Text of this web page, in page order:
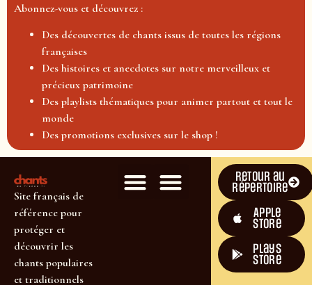
Abonnez-vous et découvrez :
Des découvertes de chants issus de toutes les régions
françaises
Des histoires et anecdotes sur notre merveilleux et
précieux patrimoine
Des playlists thématiques pour animer partout et tout le
monde
Des promotions exclusives sur le shop !
Site français de
référence pour
protéger et
découvrir les
chants populaires
et traditionnels
Retour au
répertoire
Apple
Store
plays
store